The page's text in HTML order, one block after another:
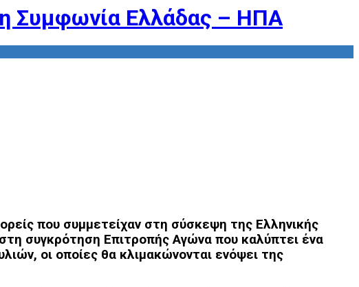
Συμφωνία Ελλάδας – ΗΠΑ
που συμμετείχαν στη σύσκεψη της Ελληνικής
συγκρότηση Επιτροπής Αγώνα που καλύπτει ένα
οι οποίες θα κλιμακώνονται ενόψει της